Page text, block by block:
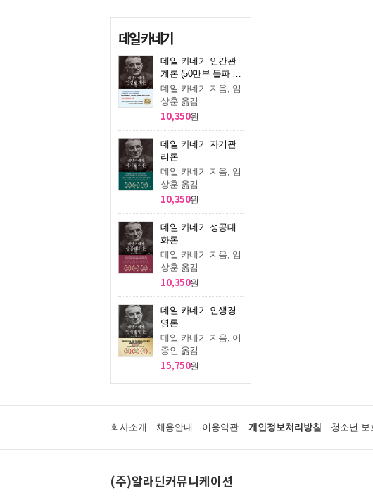
데일 카네기
데일 카네기 인간관
계론 (50만부 돌파 초
판 무삭제 완역본)
데일 카네기 지음, 임
상훈 옮김
10,350원
데일 카네기 자기관
리론
데일 카네기 지음, 임
상훈 옮김
10,350원
데일 카네기 성공대
화론
데일 카네기 지음, 임
상훈 옮김
10,350원
데일 카네기 인생경
영론
데일 카네기 지음, 이
종인 옮김
15,750원
회사소개 채용안내 이용약관 개인정보처리방침 청소년 보
(주)알라딘커뮤니케이션